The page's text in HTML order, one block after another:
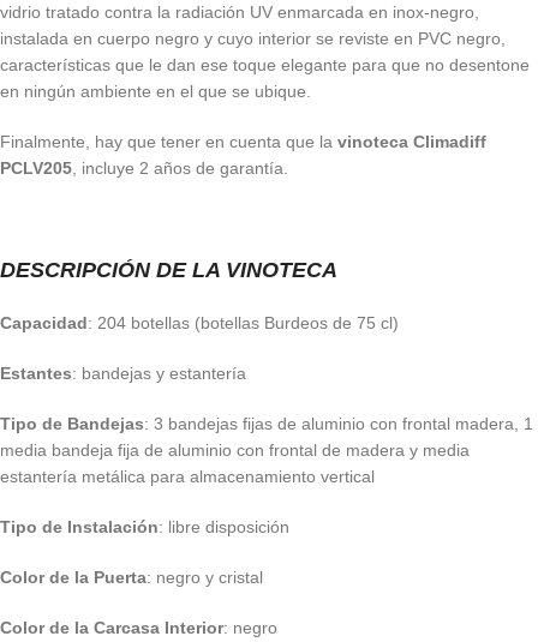
vidrio tratado contra la radiación UV enmarcada en inox-negro,
instalada en cuerpo negro y cuyo interior se reviste en PVC negro,
características que le dan ese toque elegante para que no desentone
en ningún ambiente en el que se ubique.
Finalmente, hay que tener en cuenta que la vinoteca Climadiff
PCLV205 , incluye 2 años de garantía.
DESCRIPCIÓN DE LA VINOTECA
Capacidad: 204 botellas (botellas Burdeos de 75 cl)
Estantes: bandejas y estantería
Tipo de Bandejas: 3 bandejas fijas de aluminio con frontal madera, 1
media bandeja fija de aluminio con frontal de madera y media
estantería metálica para almacenamiento vertical
Tipo de Instalación: libre disposición
Color de la Puerta: negro y cristal
Color de la Carcasa Interior: negro